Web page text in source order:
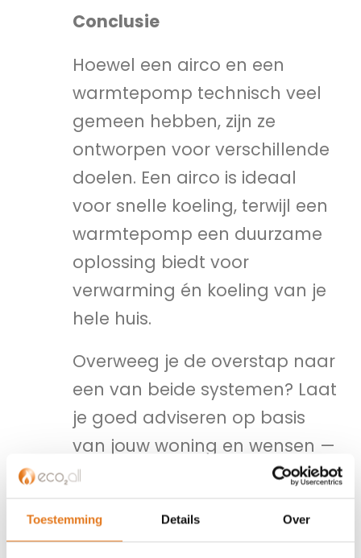
Toestemming Details Over
Conclusie
Hoewel een airco en een
warmtepomp technisch veel
gemeen hebben, zijn ze
ontworpen voor verschillende
doelen. Een airco is ideaal
voor snelle koeling, terwijl een
warmtepomp een duurzame
oplossing biedt voor
verwarming én koeling van je
hele huis.
Overweeg je de overstap naar
een van beide systemen? Laat
je goed adviseren op basis
van jouw woning en wensen —
en vergeet niet te kijken naar